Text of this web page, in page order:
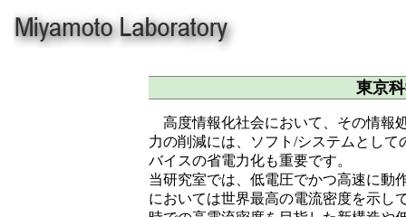
東京
高度情報化社会において、その情報
力の削減には、ソフト/システムとし
バイスの省電力化も重要です。
当研究室では、低電圧でかつ高速に動
においては世界最高の電流密度を示し